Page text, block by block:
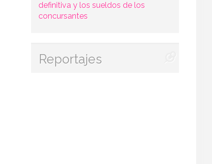
definitiva y los sueldos de los
concursantes
Reportajes